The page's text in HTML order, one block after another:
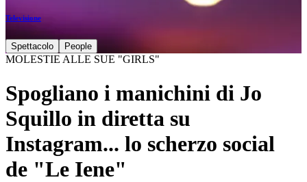
Televisione
Spettacolo People
MOLESTIE ALLE SUE "GIRLS"
Spogliano i manichini di Jo
Squillo in diretta su
Instagram... lo scherzo social
de "Le Iene"